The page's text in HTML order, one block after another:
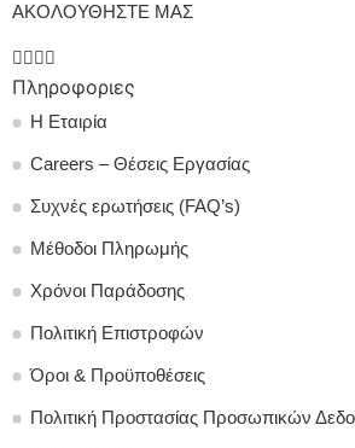
ΑΚΟΛΟΥΘΗΣΤΕ ΜΑΣ
Πληροφοριες
Η Εταιρία
Careers – Θέσεις Εργασίας
Συχνές ερωτήσεις (FAQ’s)
Μέθοδοι Πληρωμής
Χρόνοι Παράδοσης
Πολιτική Επιστροφών
Όροι & Προϋποθέσεις
Πολιτική Προστασίας Προσωπικών